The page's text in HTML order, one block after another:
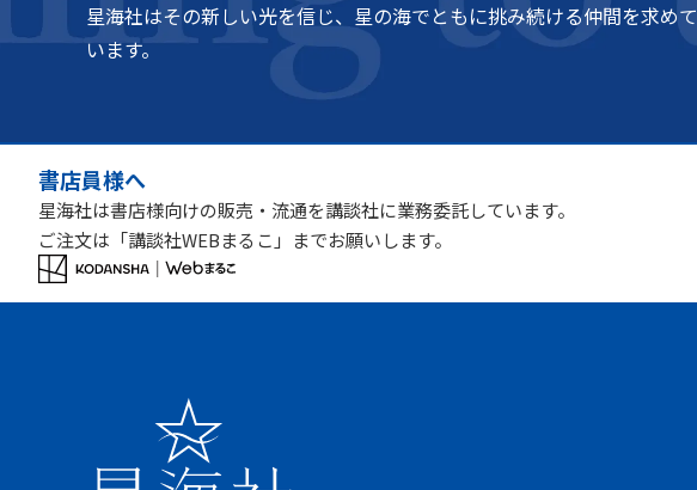
星海社はその新しい光を信じ、星の海でともに挑み続ける仲間を求めて
います。
書店員様へ
星海社は書店様向けの販売・流通を講談社に業務委託しています。
ご注文は「講談社WEBまるこ」までお願いします。